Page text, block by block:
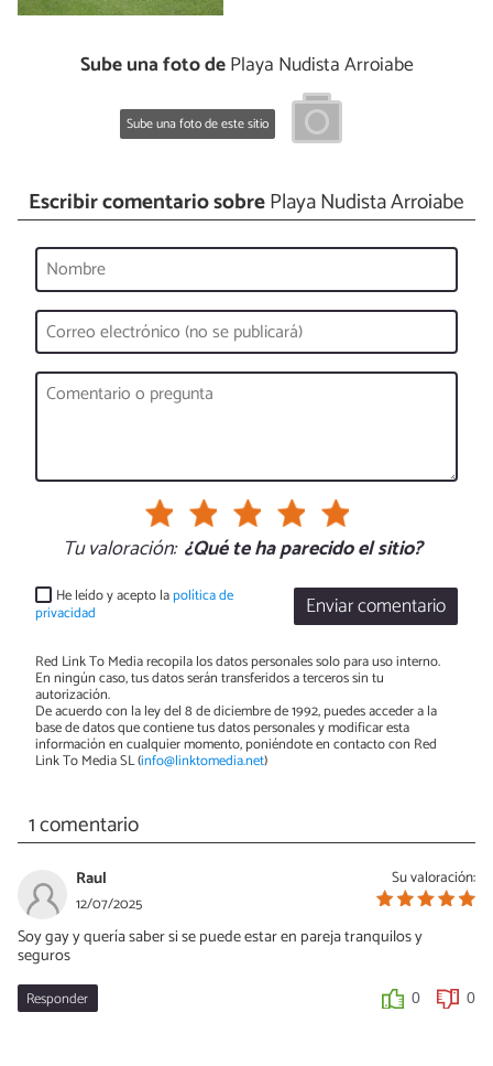
Sube una foto dePlaya Nudista Arroiabe
Sube una foto de este sitio
Escribir comentario sobrePlaya Nudista Arroiabe
Tu valoración: ¿Qué te ha parecido el sitio?
Enviar comentario
He leído y acepto lapolítica de
privacidad
Red Link To Media recopila los datos personales solo para uso interno.
En ningún caso, tus datos serán transferidos a terceros sin tu
autorización.
De acuerdo con la ley del 8 de diciembre de 1992, puedes acceder a la
base de datos que contiene tus datos personales y modificar esta
información en cualquier momento, poniéndote en contacto con Red
Link To Media SL (info@linktomedia.net)
1 comentario
Su valoración:
Raul
12/07/2025
Soy gay y quería saber si se puede estar en pareja tranquilos y
seguros
Responder 0 0